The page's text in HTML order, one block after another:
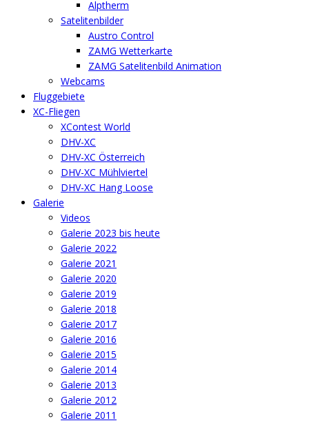
Alptherm
Satelitenbilder
Austro Control
ZAMG Wetterkarte
ZAMG Satelitenbild Animation
Webcams
Fluggebiete
XC-Fliegen
XContest World
DHV-XC
DHV-XC Österreich
DHV-XC Mühlviertel
DHV-XC Hang Loose
Galerie
Videos
Galerie 2023 bis heute
Galerie 2022
Galerie 2021
Galerie 2020
Galerie 2019
Galerie 2018
Galerie 2017
Galerie 2016
Galerie 2015
Galerie 2014
Galerie 2013
Galerie 2012
Galerie 2011